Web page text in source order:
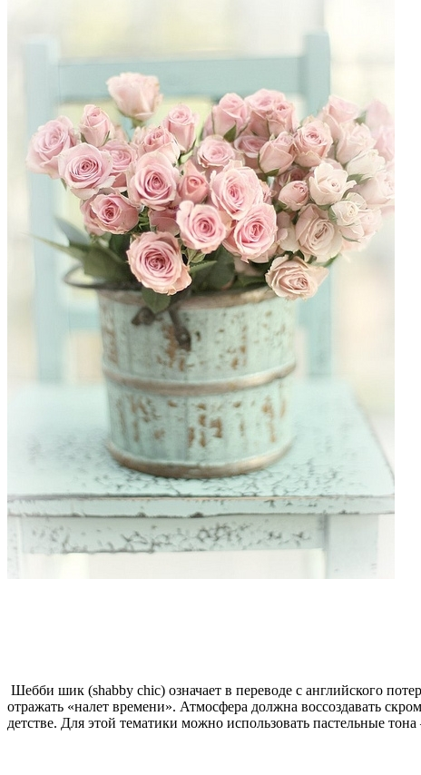
Шебби шик (shabby chic) означает в переводе с английского
отражать «налет времени». Атмосфера должна воссоздавать
детстве. Для этой тематики можно использовать пастельные